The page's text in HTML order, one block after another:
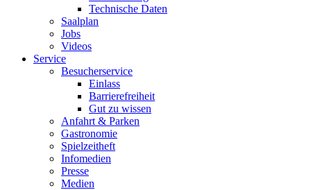
Technische Daten
Saalplan
Jobs
Videos
Service
Besucherservice
Einlass
Barrierefreiheit
Gut zu wissen
Anfahrt & Parken
Gastronomie
Spielzeitheft
Infomedien
Presse
Medien